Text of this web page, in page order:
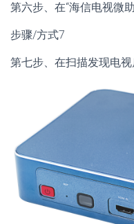
第六步、在“海信电视微
步骤/方式7
第七步、在扫描发现电视